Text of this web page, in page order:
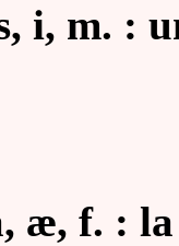
i, m. :
æ, f. :